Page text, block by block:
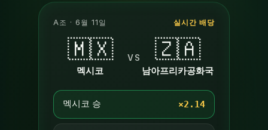
A조 · 6월 11일 실시간 배당
🇲🇽
멕시코
VS 🇿🇦
남아프리카공화국
멕시코 승 ×2.14